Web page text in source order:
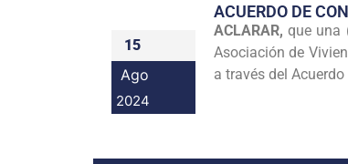
15
Ago
2024
ACUERDO DE
ACLARAR,que una
Asociación de
a través del